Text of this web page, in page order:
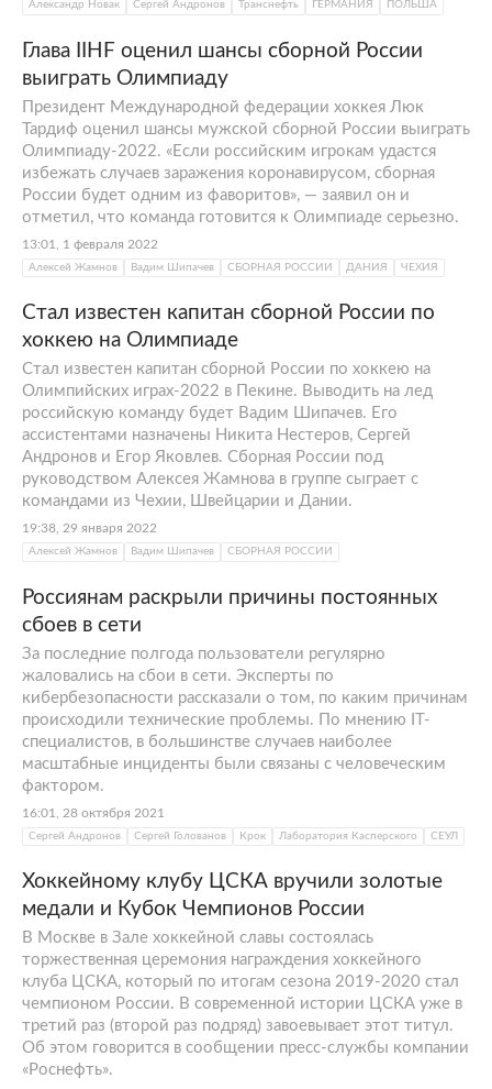
Александр Новак Сергей Андронов Транснефть ГЕРМАНИЯ ПОЛЬША
Глава IIHF оценил шансы сборной России
выиграть Олимпиаду
Президент Международной федерации хоккея Люк
Тардиф оценил шансы мужской сборной России выиграть
Олимпиаду-2022. «Если российским игрокам удастся
избежать случаев заражения коронавирусом, сборная
России будет одним из фаворитов», — заявил он и
отметил, что команда готовится к Олимпиаде серьезно.
13:01, 1 февраля 2022
Алексей Жамнов Вадим Шипачев СБОРНАЯ РОССИИ ДАНИЯ ЧЕХИЯ
Стал известен капитан сборной России по
хоккею на Олимпиаде
Стал известен капитан сборной России по хоккею на
Олимпийских играх-2022 в Пекине. Выводить на лед
российскую команду будет Вадим Шипачев. Его
ассистентами назначены Никита Нестеров, Сергей
Андронов и Егор Яковлев. Сборная России под
руководством Алексея Жамнова в группе сыграет с
командами из Чехии, Швейцарии и Дании.
19:38, 29 января 2022
Алексей Жамнов Вадим Шипачев СБОРНАЯ РОССИИ
Россиянам раскрыли причины постоянных
сбоев в сети
За последние полгода пользователи регулярно
жаловались на сбои в сети. Эксперты по
кибербезопасности рассказали о том, по каким причинам
происходили технические проблемы. По мнению IT-
специалистов, в большинстве случаев наиболее
масштабные инциденты были связаны с человеческим
фактором.
16:01, 28 октября 2021
Сергей Андронов Сергей Голованов Крок Лаборатория Касперского СЕУЛ
Хоккейному клубу ЦСКА вручили золотые
медали и Кубок Чемпионов России
В Москве в Зале хоккейной славы состоялась
торжественная церемония награждения хоккейного
клуба ЦСКА, который по итогам сезона 2019-2020 стал
чемпионом России. В современной истории ЦСКА уже в
третий раз (второй раз подряд) завоевывает этот титул.
Об этом говорится в сообщении пресс-службы компании
«Роснефть».